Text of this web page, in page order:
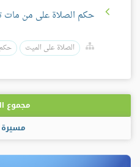
حكم الصلاة على من مات
الصلاة على الميت
مجموع